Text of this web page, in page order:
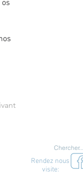
Chercher...
Rendez nous
visite: